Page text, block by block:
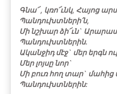
Գնա՜ , կռո՜ւնկ, Հայոց
Պանդուխտների՛ն,
Մի նշխար ձի՜ւն`
Պանդուխտներին.
Ականջիդ մէջ` մեր երգն
Մեր լոյսը նոր`
Մի բուռ հող տար`
Պանդուխտներին: